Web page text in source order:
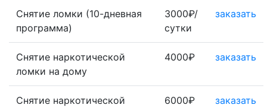
Снятие ломки (10-дневная
программа)
3000₽/
сутки
заказать
Снятие наркотической
ломки на дому
4000₽ заказать
Снятие наркотической
6000₽ заказать